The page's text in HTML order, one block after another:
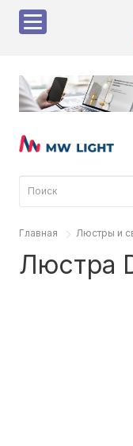
Главная Люстры и
Люстра